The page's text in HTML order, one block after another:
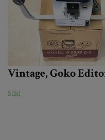
Vintage, Goko
Såld